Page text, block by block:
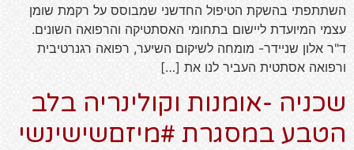
השתתפתי בהשקת הטיפול החדשני שמבוסס על רקמת שומן
עצמי המיועדת ליישום בתחומי האסתטיקה והרפואה השונים.
ד"ר אלון שניידר- מומחה לשיקום השיער, רפואה רגנרטיבית
ורפואה אסתטית העביר לנו את […]
שכניה -אומנות וקולינריה בלב
הטבע במסגרת #מיזםשישינשי